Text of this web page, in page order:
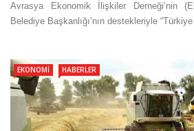
Avrasya Ekonomik İlişkiler Derneği’nin
Belediye Başkanlığı’nın destekleriyle
EKONOMI HABERLER